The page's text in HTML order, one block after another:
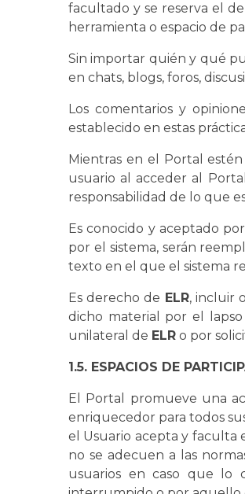
facultado y se reserva el
herramienta o espacio de
Sin importar quién y qué
en chats, blogs, foros,
Los comentarios y
establecido en estas
Mientras en el Portal
usuario al acceder al
responsabilidad de lo que
Es conocido y aceptado
por el sistema, serán
texto en el que el sistema
Es derecho de ELR, incluir
dicho material por el
unilateral de ELR o por
1.5. ESPACIOS DE
El Portal promueve una
enriquecedor para todos
el Usuario acepta y faculta
no se adecuen a las
usuarios en caso que lo